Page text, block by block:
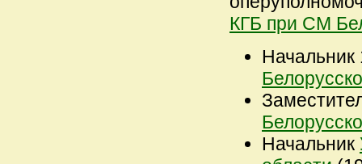
КГБ при СМ
Начальник
Начальник